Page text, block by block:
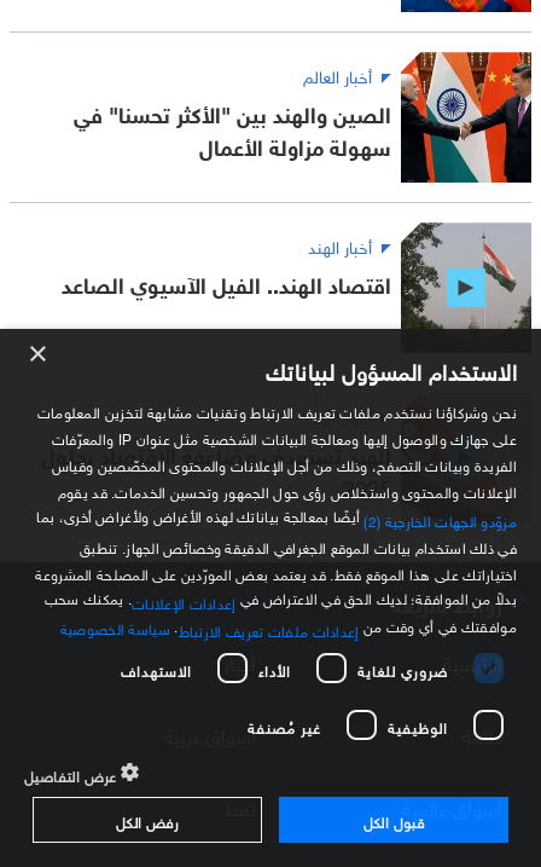
أخبار العالم
الصين والهند بين "الأكثر تحسنا" في
سهولة مزاولة الأعمال
أخبار الهند
اقتصاد الهند.. الفيل الآسيوي الصاعد
أخبار الهند
الهند تستهدف مضاعفة الاقتصاد بحلول
2025
روابط سريعة
الرئيسية أخبار
طاقة أسواق عربية
أسواق عالمية نفط
× الاستخدام المسؤول لبياناتك
نحن وشركاؤنا نستخدم ملفات تعريف الارتباط وتقنيات مشابهة لتخزين المعلومات
على جهازك والوصول إليها ومعالجة البيانات الشخصية مثل عنوان IP والمعرّفات
الفريدة وبيانات التصفح، وذلك من أجل الإعلانات والمحتوى المخصّصين وقياس
الإعلانات والمحتوى واستخلاص رؤى حول الجمهور وتحسين الخدمات. قد يقوم
مزوّدو الجهات الخارجية (2)
أيضًا بمعالجة بياناتك لهذه الأغراض ولأغراض أخرى، بما
في ذلك استخدام بيانات الموقع الجغرافي الدقيقة وخصائص الجهاز. تنطبق
اختياراتك على هذا الموقع فقط. قد يعتمد بعض المورّدين على المصلحة المشروعة
بدلاً من الموافقة؛ لديك الحق في الاعتراض في إعدادات الإعلانات . يمكنك سحب
موافقتك في أي وقت من إعدادات ملفات تعريف الارتباط سياسة الخصوصية
ضروري للغاية
الأداء الاستهداف
الوظيفية غير مُصنفة
عرض التفاصيل
قبول الكل
رفض الكل